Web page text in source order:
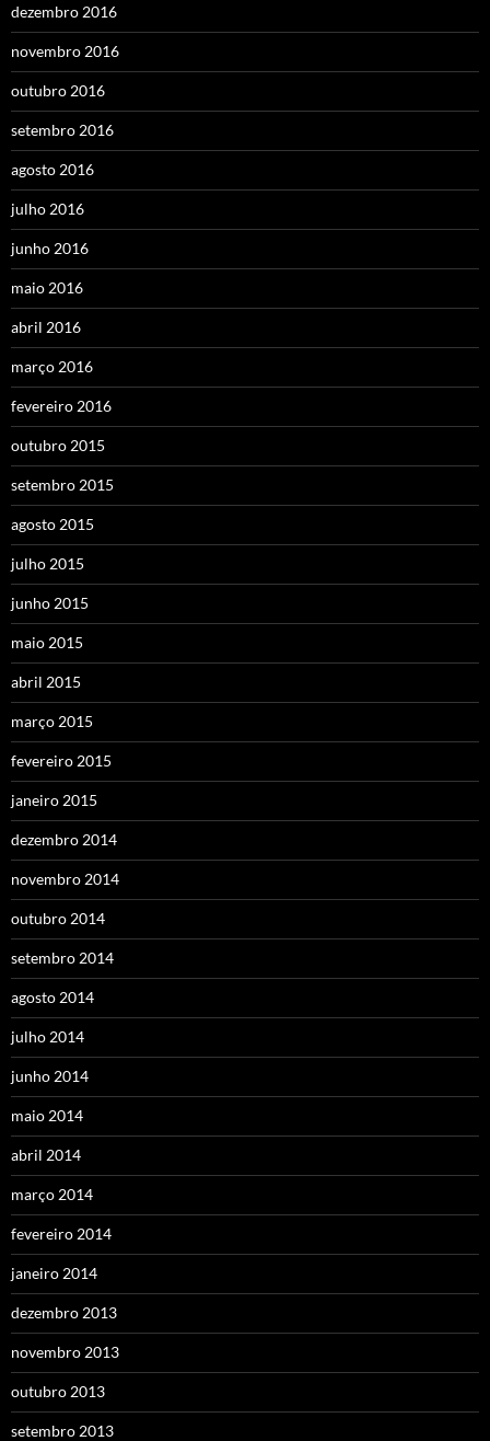
dezembro 2016
novembro 2016
outubro 2016
setembro 2016
agosto 2016
julho 2016
junho 2016
maio 2016
abril 2016
março 2016
fevereiro 2016
outubro 2015
setembro 2015
agosto 2015
julho 2015
junho 2015
maio 2015
abril 2015
março 2015
fevereiro 2015
janeiro 2015
dezembro 2014
novembro 2014
outubro 2014
setembro 2014
agosto 2014
julho 2014
junho 2014
maio 2014
abril 2014
março 2014
fevereiro 2014
janeiro 2014
dezembro 2013
novembro 2013
outubro 2013
setembro 2013